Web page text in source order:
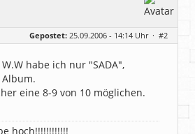
Gepostet: 25.09.2006 - 14:14 Uhr · #2
W.W habe ich nur "SADA",
eine 8-9 von 10 möglichen.
hoch!!!!!!!!!!!!